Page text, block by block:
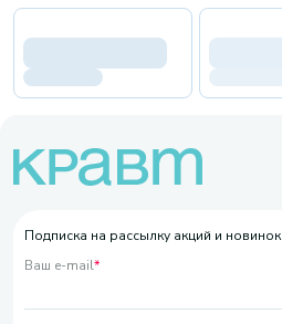
Подписка на рассылку акций и новинок
Ваш e-mail*